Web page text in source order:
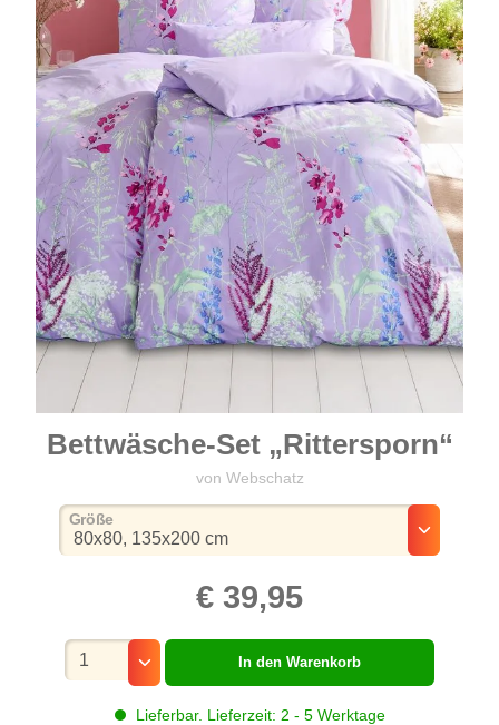
Bettwäsche-Set „Rittersporn“
von Webschatz
€ 39,95
Lieferbar. Lieferzeit: 2 - 5 Werktage
Größeauswählen
Mengenauswahl
In den Warenkorb